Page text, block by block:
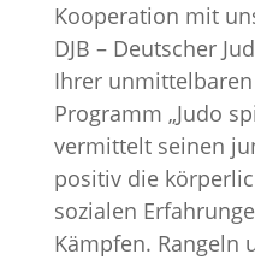
Kooperation mit
DJB – Deutscher
Ihrer
Programm „Judo
vermittelt seinen
positiv die
sozialen
Kämpfen. Rangeln